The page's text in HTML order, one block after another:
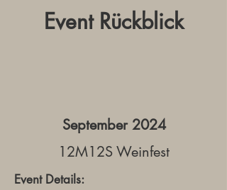
Event Rückblick
September 2024
12M12S Weinfest
Event Details: